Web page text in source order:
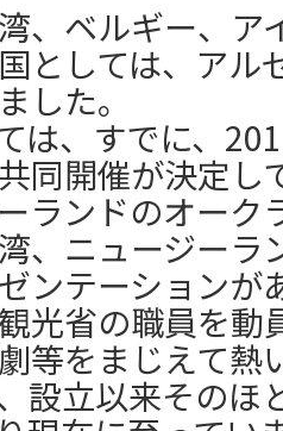
、ベルギー、
としては、アル
した。
は、すでに、
同開催が決定し
ランドのオーク
、ニュージー
ンテーションが
光省の職員を動
等をまじえて熱
設立以来その